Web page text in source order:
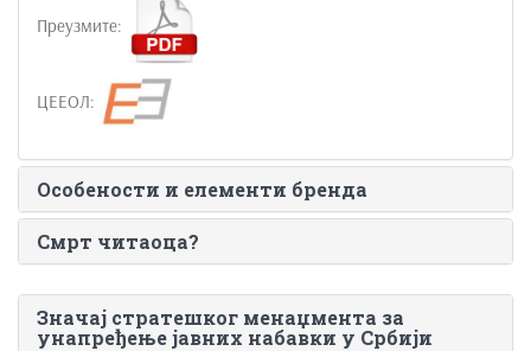
Преузмите:
ЦЕЕОЛ:
Особености и елементи бренда
Смрт читаоца?
Значај стратешког менаџмента за
унапређење јавних набавки у Србији